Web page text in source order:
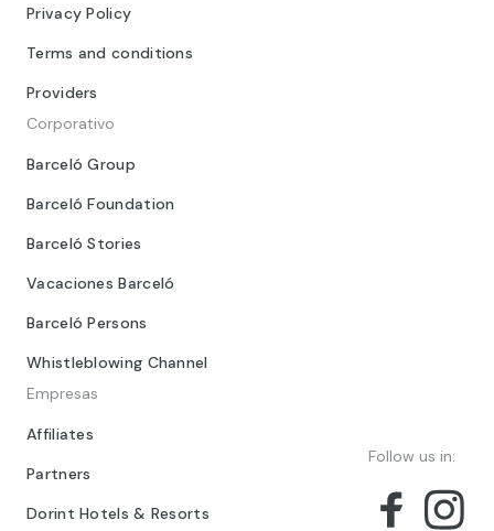
Privacy Policy
Terms and conditions
Providers
Corporativo
Barceló Group
Barceló Foundation
Barceló Stories
Vacaciones Barceló
Barceló Persons
Whistleblowing Channel
Empresas
Affiliates
Partners
Dorint Hotels & Resorts
Follow us in: